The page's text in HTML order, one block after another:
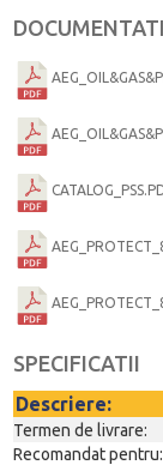
SPECIFICATII
Descriere:
Termen de livrare:
Recomandat pentru: